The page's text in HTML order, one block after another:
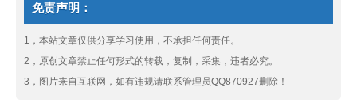
免责声明：
1，本站文章仅供分享学习使用，不承担任何责任。
2，原创文章禁止任何形式的转载，复制，采集，违者必究。
3，图片来自互联网，如有违规请联系管理员QQ870927删除！